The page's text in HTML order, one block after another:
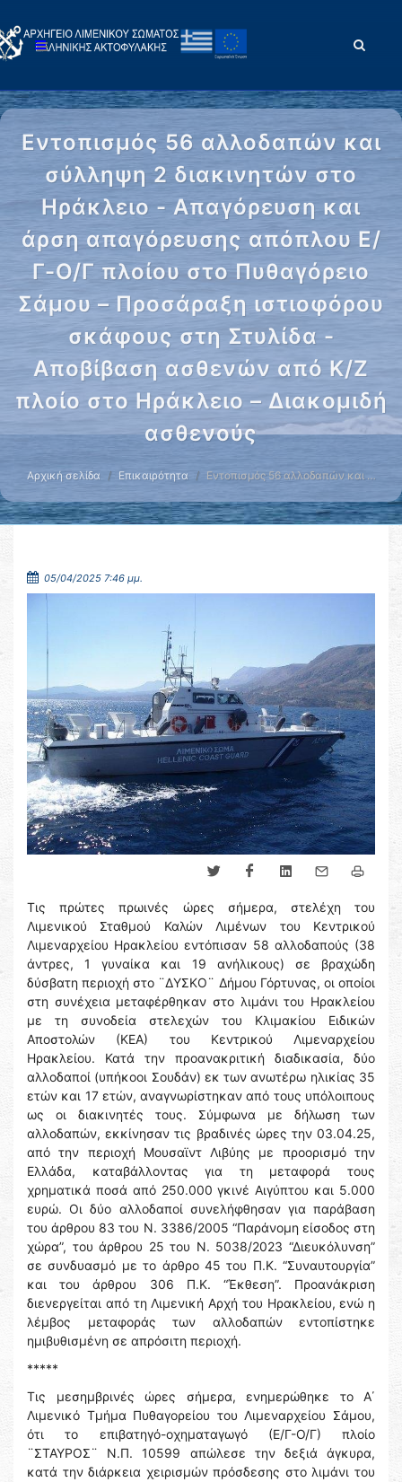
Εντοπισμός 56 αλλοδαπών και
σύλληψη 2 διακινητών στο
Ηράκλειο - Απαγόρευση και
άρση απαγόρευσης απόπλου Ε/
Γ-Ο/Γ πλοίου στο Πυθαγόρειο
Σάμου – Προσάραξη ιστιοφόρου
σκάφους στη Στυλίδα -
Αποβίβαση ασθενών από Κ/Ζ
πλοίο στο Ηράκλειο – Διακομιδή
ασθενούς
Αρχική σελίδα Επικαιρότητα Εντοπισμός 56 αλλοδαπών και …
05/04/2025 7:46 μμ.
Τις πρώτες πρωινές ώρες σήμερα, στελέχη του
Λιμενικού Σταθμού Καλών Λιμένων του Κεντρικού
Λιμεναρχείου Ηρακλείου εντόπισαν 58 αλλοδαπούς (38
άντρες, 1 γυναίκα και 19 ανήλικους) σε βραχώδη
δύσβατη περιοχή στο ¨ΔΥΣΚΟ¨ Δήμου Γόρτυνας, οι οποίοι
στη συνέχεια μεταφέρθηκαν στο λιμάνι του Ηρακλείου
με τη συνοδεία στελεχών του Κλιμακίου Ειδικών
Αποστολών (ΚΕΑ) του Κεντρικού Λιμεναρχείου
Ηρακλείου. Κατά την προανακριτική διαδικασία, δύο
αλλοδαποί (υπήκοοι Σουδάν) εκ των ανωτέρω ηλικίας 35
ετών και 17 ετών, αναγνωρίστηκαν από τους υπόλοιπους
ως οι διακινητές τους. Σύμφωνα με δήλωση των
αλλοδαπών, εκκίνησαν τις βραδινές ώρες την 03.04.25,
από την περιοχή Μουσαϊντ Λιβύης με προορισμό την
Ελλάδα, καταβάλλοντας για τη μεταφορά τους
χρηματικά ποσά από 250.000 γκινέ Αιγύπτου και 5.000
ευρώ. Οι δύο αλλοδαποί συνελήφθησαν για παράβαση
του άρθρου 83 του Ν. 3386/2005 “Παράνομη είσοδος στη
χώρα”, του άρθρου 25 του Ν. 5038/2023 “Διευκόλυνση”
σε συνδυασμό με το άρθρο 45 του Π.Κ. “Συναυτουργία”
και του άρθρου 306 Π.Κ. “Έκθεση”. Προανάκριση
διενεργείται από τη Λιμενική Αρχή του Ηρακλείου, ενώ η
λέμβος μεταφοράς των αλλοδαπών εντοπίστηκε
ημιβυθισμένη σε απρόσιτη περιοχή.
*****
Τις μεσημβρινές ώρες σήμερα, ενημερώθηκε το Α΄
Λιμενικό Τμήμα Πυθαγορείου του Λιμεναρχείου Σάμου,
ότι το επιβατηγό-οχηματαγωγό (Ε/Γ-Ο/Γ) πλοίο
¨ΣΤΑΥΡΟΣ¨ Ν.Π. 10599 απώλεσε την δεξιά άγκυρα,
κατά την διάρκεια χειρισμών πρόσδεσης στο λιμάνι του